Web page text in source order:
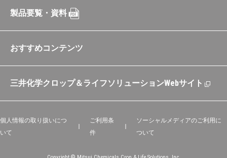
製品要覧・資料
おすすめコンテンツ
三井化学クロップ＆ライフソリューションWebサイト
個人情報の取り扱いにつ
いて
ご利用条
件
ソーシャルメディアのご利用に
ついて